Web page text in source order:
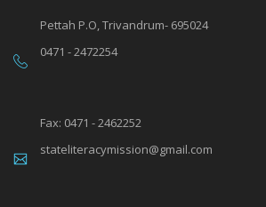
Pettah P.O, Trivandrum- 695024
0471 - 2472254
Fax: 0471 - 2462252
stateliteracymission@gmail.com